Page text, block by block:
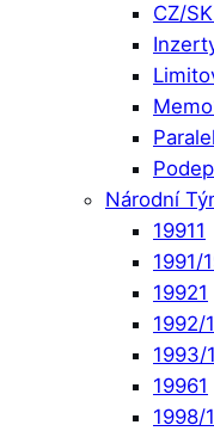
CZ/
Memo
Národní
19911
1991/
19921
1992/
1993/
19961
1998/